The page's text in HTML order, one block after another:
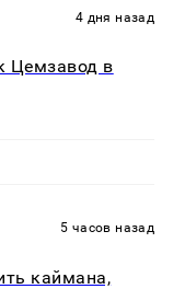
4 дня назад
Цемзавод в
5 часов назад
каймана,